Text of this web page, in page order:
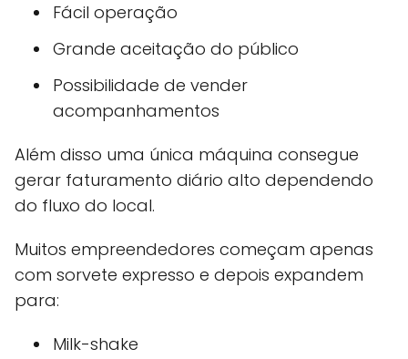
Fácil operação
Grande aceitação do público
Possibilidade de vender
acompanhamentos
Além disso uma única máquina consegue
gerar faturamento diário alto dependendo
do fluxo do local.
Muitos empreendedores começam apenas
com sorvete expresso e depois expandem
para:
Milk-shake